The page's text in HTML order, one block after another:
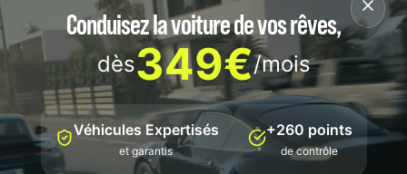
revenir dans la voie des stands et s’arrêter dans la fast
lane comme décrit à l’Article 57.2.
Une fois toutes les voitures revenues, les équipes
seraient informées via le système officiel de
messagerie que les voitures doivent être poussées
depuis la fast lane et ramenées dans les garages des
équipes. Les portes de garage doivent rester ouvertes
Conduisez la voiture de vos rêves,
dès349€/mois
Véhicules Expertisés
et garantis
+260 points
de contrôle